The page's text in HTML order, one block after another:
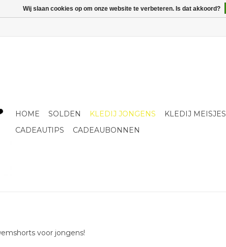
HOME SOLDEN KLEDIJ JONGENS KLEDIJ MEISJES
CADEAUTIPS
CADEAUBONNEN
voor jongens!
Wij slaan cookies op om onze website te verbeteren. Is dat akkoord?